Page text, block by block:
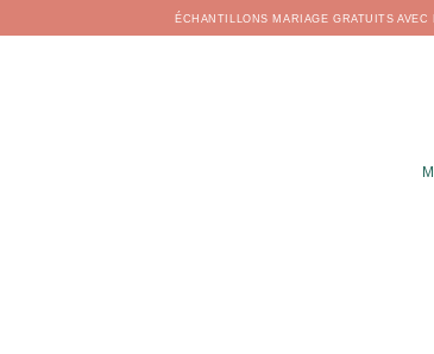
au
ÉCHANTILLONS MARIAGE GRATUITS AVEC